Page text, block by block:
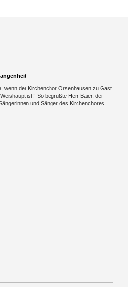
wenn der Kirchenchor Orsenhausen zu Gast
ist!“ So begrüßte Herr Baier, der
und Sänger des Kirchenchores